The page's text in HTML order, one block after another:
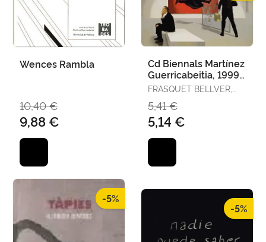
Wences Rambla
10,40 €
9,88 €
Cd Biennals Martínez
Guerricabeitia, 1999-
2010 (Adquisicions)
FRASQUET BELLVER,
PERSIVA, VICENTDIR.
5,41 €
5,14 €
-5%
-5%